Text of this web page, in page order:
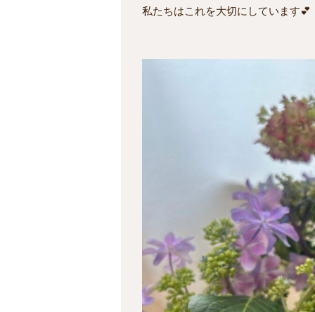
私たちはこれを大切にしています💕